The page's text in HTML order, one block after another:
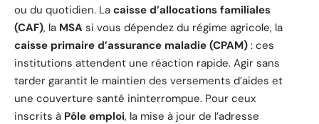
ou du quotidien. La caisse d’allocations familiales
(CAF), la MSA si vous dépendez du régime agricole, la
caisse primaire d’assurance maladie (CPAM) : ces
institutions attendent une réaction rapide. Agir sans
tarder garantit le maintien des versements d’aides et
une couverture santé ininterrompue. Pour ceux
inscrits à Pôle emploi, la mise à jour de l’adresse